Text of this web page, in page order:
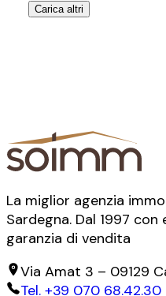
Carica altri
La miglior agenzia
Sardegna. Dal 1997
garanzia di vendita
Via Amat 3 – 09129
Tel. +39 070 68.42.30